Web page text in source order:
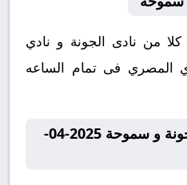
يلتقى اليوم 2025-04-28 كلا من نادى الجونة و نادي
المصري فى تمام الساعه
معلومات عن مباراة الجونة و سموحة 2025-04-